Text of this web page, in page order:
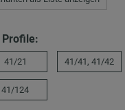
Profile:
41/21 41/41, 41/42
41/124